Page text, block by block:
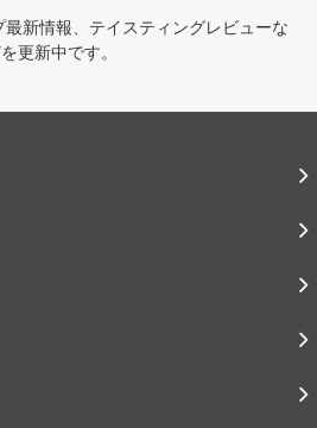
最新情報、テイスティングレビューな
更新中です。